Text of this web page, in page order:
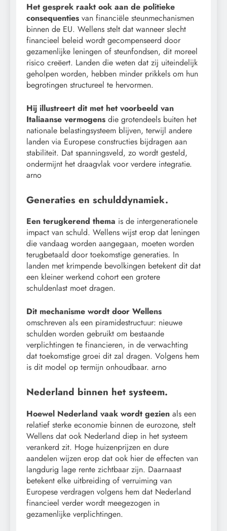
Het gesprek raakt ook aan de politieke
consequenties van financiële steunmechanismen
binnen de EU. Wellens stelt dat wanneer slecht
financieel beleid wordt gecompenseerd door
gezamenlijke leningen of steunfondsen, dit moreel
risico creëert. Landen die weten dat zij uiteindelijk
geholpen worden, hebben minder prikkels om hun
begrotingen structureel te hervormen.
Hij illustreert dit met het voorbeeld van
Italiaanse vermogens die grotendeels buiten het
nationale belastingsysteem blijven, terwijl andere
landen via Europese constructies bijdragen aan
stabiliteit. Dat spanningsveld, zo wordt gesteld,
ondermijnt het draagvlak voor verdere integratie.
arno
Generaties en schulddynamiek.
Een terugkerend thema is de intergenerationele
impact van schuld. Wellens wijst erop dat leningen
die vandaag worden aangegaan, moeten worden
terugbetaald door toekomstige generaties. In
landen met krimpende bevolkingen betekent dit dat
een kleiner werkend cohort een grotere
schuldenlast moet dragen.
Dit mechanisme wordt door Wellens
omschreven als een piramidestructuur: nieuwe
schulden worden gebruikt om bestaande
verplichtingen te financieren, in de verwachting
dat toekomstige groei dit zal dragen. Volgens hem
is dit model op termijn onhoudbaar. arno
Nederland binnen het systeem.
Hoewel Nederland vaak wordt gezien als een
relatief sterke economie binnen de eurozone, stelt
Wellens dat ook Nederland diep in het systeem
verankerd zit. Hoge huizenprijzen en dure
aandelen wijzen erop dat ook hier de effecten van
langdurig lage rente zichtbaar zijn. Daarnaast
betekent elke uitbreiding of verruiming van
Europese verdragen volgens hem dat Nederland
financieel verder wordt meegezogen in
gezamenlijke verplichtingen.